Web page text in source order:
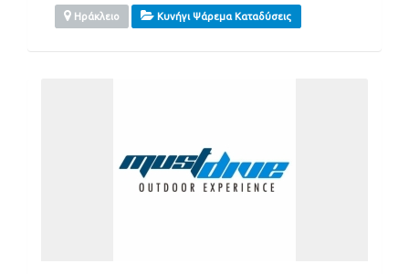
Ηράκλειο Κυνήγι Ψάρεμα Καταδύσεις